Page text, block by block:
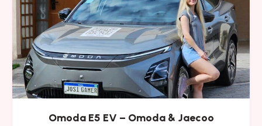
Omoda E5 EV – Omoda & Jaecoo